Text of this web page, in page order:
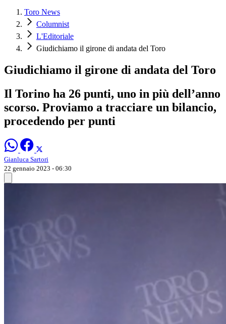
Toro News
Columnist
L'Editoriale
Giudichiamo il girone di andata del Toro
Giudichiamo il girone di andata del Toro
Il Torino ha 26 punti, uno in più dell’anno
scorso. Proviamo a tracciare un bilancio,
procedendo per punti
Gianluca Sartori
22 gennaio 2023 - 06:30